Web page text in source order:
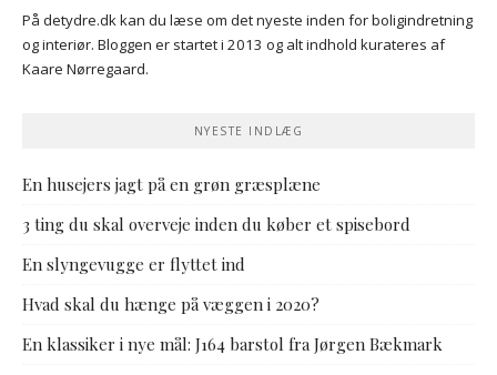
På detydre.dk kan du læse om det nyeste inden for boligindretning
og interiør. Bloggen er startet i 2013 og alt indhold kurateres af
Kaare Nørregaard.
NYESTE INDLÆG
En husejers jagt på en grøn græsplæne
3 ting du skal overveje inden du køber et spisebord
En slyngevugge er flyttet ind
Hvad skal du hænge på væggen i 2020?
En klassiker i nye mål: J164 barstol fra Jørgen Bækmark